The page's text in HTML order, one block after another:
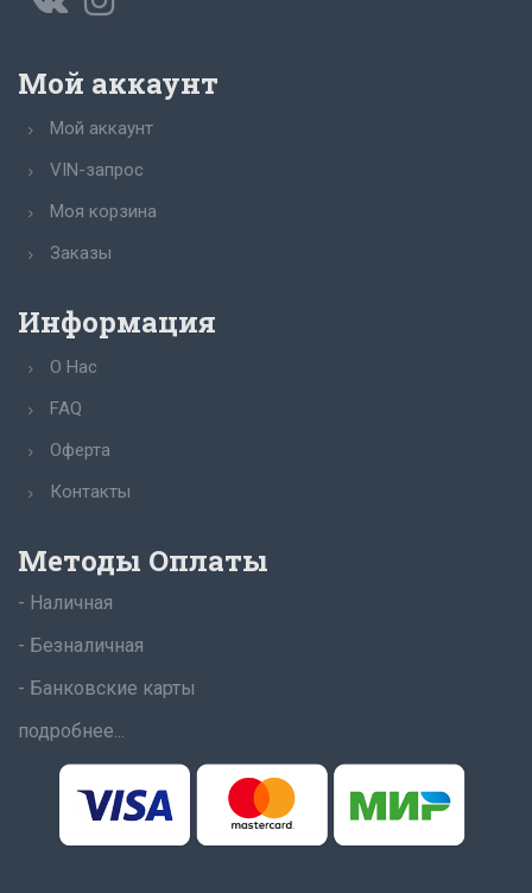
Мой аккаунт
Мой аккаунт
VIN-запрос
Моя корзина
Заказы
Информация
О Нас
FAQ
Оферта
Контакты
Методы Оплаты
- Наличная
- Безналичная
- Банковские карты
подробнее...